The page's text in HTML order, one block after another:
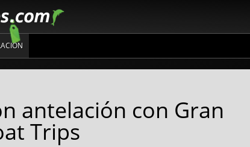
en Barco?
antelación con Gran
Trips